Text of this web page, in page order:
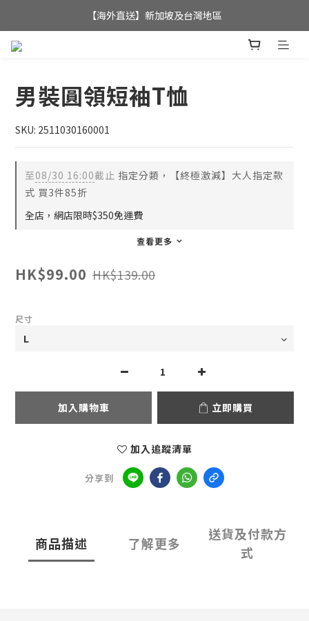
全店滿$350，即可享港澳地區免運費;
【海外直送】新加坡及台灣地區
男裝圓領短袖T恤
SKU: 2511030160001
至08/30 16:00截止 指定分類，【終極激減】大人指定款
式 買3件85折
全店，網店限時$350免運費
查看更多
HK$99.00 HK$139.00
尺寸
加入購物車 立即購買
加入追蹤清單
分享到
商品描述 了解更多
送貨及付款方
式